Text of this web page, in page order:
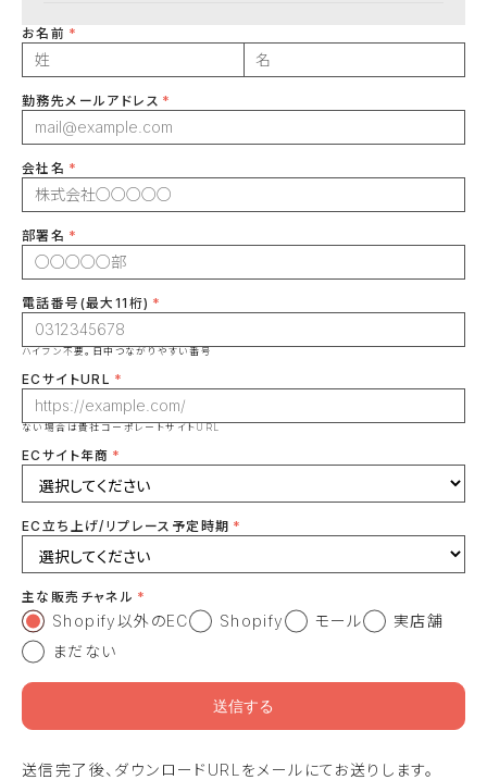
お名前
勤務先メールアドレス
会社名
部署名
電話番号(最大11桁)
ハイフン不要。日中つながりやすい番号
ECサイトURL
ない場合は貴社コーポレートサイトURL
ECサイト年商
EC立ち上げ/リプレース予定時期
主な販売チャネル
Shopify以外のEC Shopify モール
実店舗
まだない
送信完了後、ダウンロードURLをメールにてお送りします。